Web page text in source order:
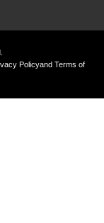
PolicyandTerms of